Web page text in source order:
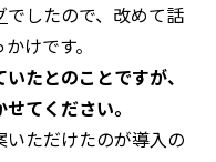
でしたので、改めて話
けです。
たとのことですが、
てください。
いただけたのが導入の